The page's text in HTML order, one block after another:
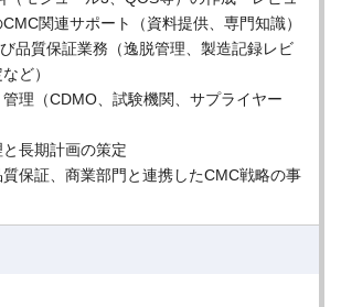
関連サポート（資料提供、専門知識）
品質保証業務（逸脱管理、製造記録レビ
ど）
管理（CDMO、試験機関、サプライヤー
と長期計画の策定
質保証、商業部門と連携したCMC戦略の事